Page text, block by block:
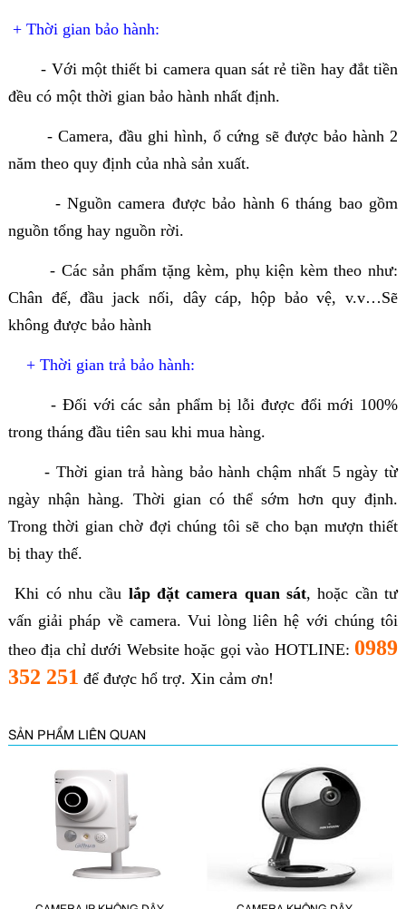
+ Thời gian bảo hành:
- Với một thiết bi camera quan sát rẻ tiền hay đắt tiền
đều có một thời gian bảo hành nhất định.
- Camera, đầu ghi hình, ổ cứng sẽ được bảo hành 2
năm theo quy định của nhà sản xuất.
- Nguồn camera được bảo hành 6 tháng bao gồm
nguồn tổng hay nguồn rời.
- Các sản phẩm tặng kèm, phụ kiện kèm theo như:
Chân đế, đầu jack nối, dây cáp, hộp bảo vệ, v.v…Sẽ
không được bảo hành
+ Thời gian trả bảo hành:
- Đối với các sản phẩm bị lỗi được đổi mới 100%
trong tháng đầu tiên sau khi mua hàng.
- Thời gian trả hàng bảo hành chậm nhất 5 ngày từ
ngày nhận hàng. Thời gian có thể sớm hơn quy định.
Trong thời gian chờ đợi chúng tôi sẽ cho bạn mượn thiết
bị thay thế.
Khi có nhu cầu lắp đặt camera quan sát, hoặc cần tư
vấn giải pháp về camera. Vui lòng liên hệ với chúng tôi
theo địa chỉ dưới Website hoặc gọi vào HOTLINE: 0989
352 251 để được hổ trợ. Xin cảm ơn!
SẢN PHẨM LIÊN QUAN